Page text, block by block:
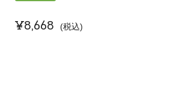
¥8,668 税込